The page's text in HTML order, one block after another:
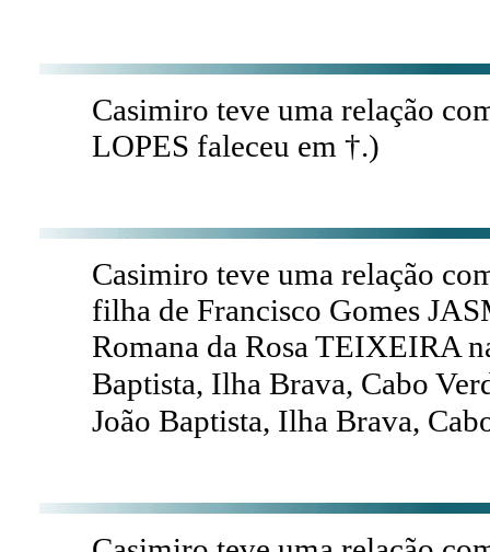
Casimiro teve uma relação
LOPES faleceu em †.)
Casimiro teve uma relação
filha de Francisco Gomes
Romana da Rosa TEIXEIRA
Baptista, Ilha Brava, Cabo
João Baptista, Ilha Brava,